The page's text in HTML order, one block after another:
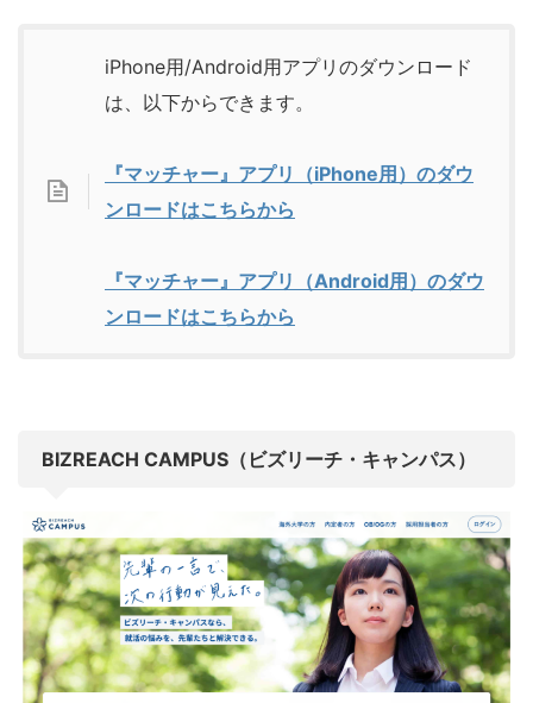
iPhone用/Android用アプリのダウンロード
は、以下からできます。
『マッチャー』アプリ（iPhone用）のダウ
ンロードはこちらから
『マッチャー』アプリ（Android用）のダウ
ンロードはこちらから
BIZREACH CAMPUS（ビズリーチ・キャンパス）